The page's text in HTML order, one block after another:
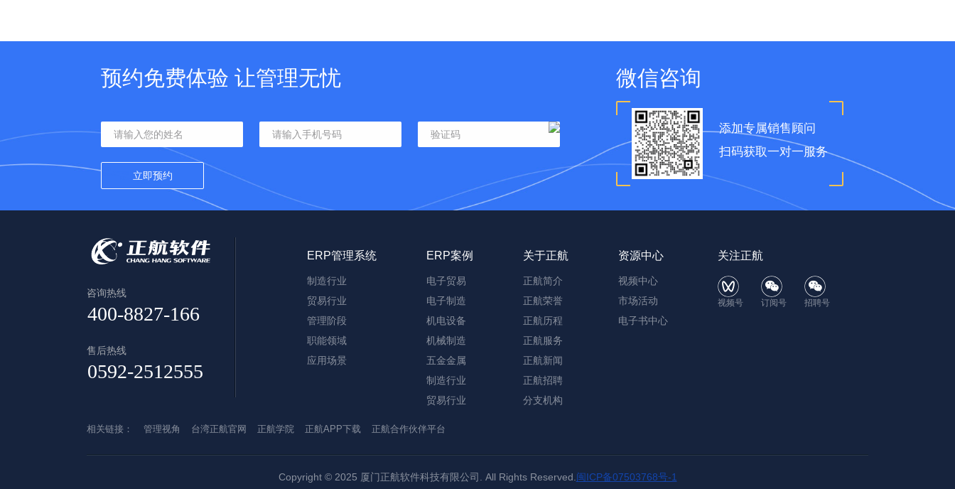
预约免费体验 让管理无忧 微信咨询
添加专属销售顾问
扫码获取一对一服务
咨询热线
售后热线
ERP管理系统
制造行业
贸易行业
管理阶段
职能领域
应用场景
ERP案例
电子贸易
电子制造
机电设备
机械制造
五金金属
制造行业
贸易行业
关于正航
正航简介
正航荣誉
正航历程
正航服务
正航新闻
正航招聘
分支机构
资源中心
视频中心
市场活动
电子书中心
关注正航
视频号 订阅号 招聘号
相关链接： 管理视角 台湾正航官网 正航学院 正航APP下载 正航合作伙伴平台
Copyright © 2025 厦门正航软件科技有限公司. All Rights Reserved. 闽ICP备07503768号-1